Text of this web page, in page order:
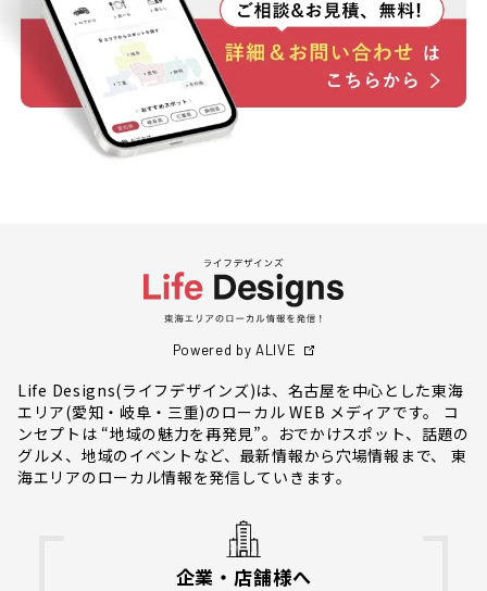
Powered by ALIVE
Life Designs(ライフデザインズ)は、名古屋を中心とした東海
エリア(愛知・岐阜・三重)のローカル WEB メディアです。 コ
ンセプトは “地域の魅力を再発見”。おでかけスポット、話題の
グルメ、地域のイベントなど、最新情報から穴場情報まで、 東
海エリアのローカル情報を発信していきます。
企業・店舗様へ